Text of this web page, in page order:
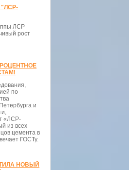
ЛСР
рост
по
и
«ЛСР-
из всех
цемента в
ГОСТу.
НОВЫЙ